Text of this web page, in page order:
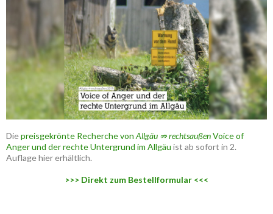
Diepreisgekrönte Recherche vonAllgäu ⇏ rechtsaußenVoice of
Anger und der rechte Untergrund im Allgäu ist ab sofort in 2.
Auflage hier erhältlich.
>>> Direkt zum Bestellformular <<<